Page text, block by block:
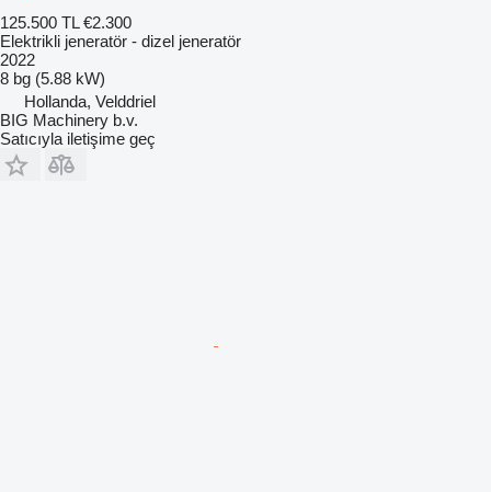
125.500 TL €2.300
Elektrikli jeneratör - dizel jeneratör
2022
8 bg (5.88 kW)
Hollanda, Velddriel
BIG Machinery b.v.
Satıcıyla iletişime geç